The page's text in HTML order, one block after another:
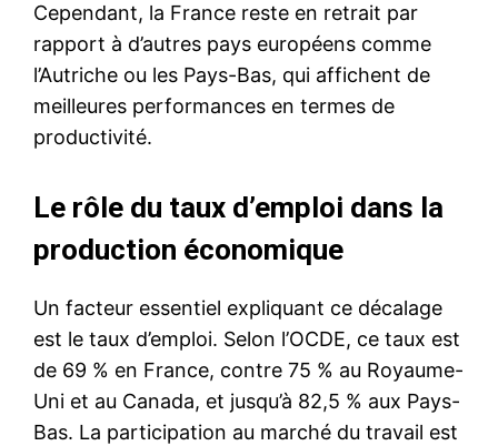
Cependant, la France reste en retrait par
rapport à d’autres pays européens comme
l’Autriche ou les Pays-Bas, qui affichent de
meilleures performances en termes de
productivité.
Le rôle du taux d’emploi dans la
production économique
Un facteur essentiel expliquant ce décalage
est le taux d’emploi. Selon l’OCDE, ce taux est
de 69 % en France, contre 75 % au Royaume-
Uni et au Canada, et jusqu’à 82,5 % aux Pays-
Bas. La participation au marché du travail est